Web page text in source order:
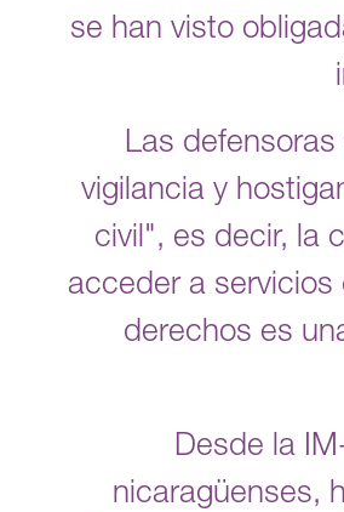
se han visto
Las
vigilancia y
civil", es decir, la
acceder a
derechos es
Desde la
nicaragüenses,